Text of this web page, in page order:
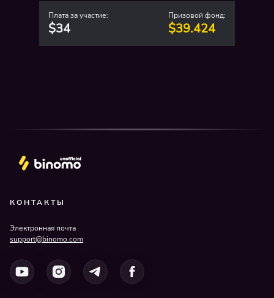
Плата за участие:
$34
Призовой фонд:
$39.424
КОНТАКТЫ
Электронная почта
support@binomo.com